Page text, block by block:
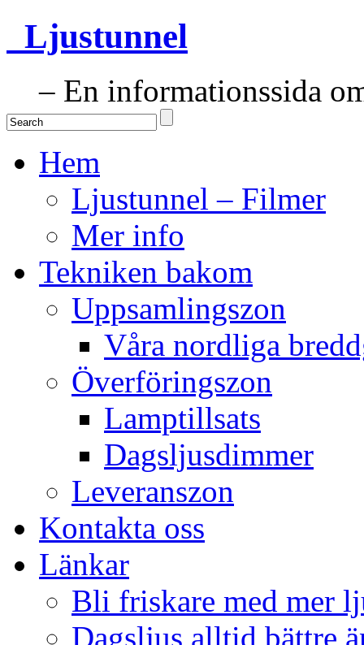
Ljustunnel
– En informationssida
Hem
Ljustunnel – Filmer
Mer info
Tekniken bakom
Uppsamlingszon
Våra nordliga
Överföringszon
Lamptillsats
Dagsljusdimmer
Leveranszon
Kontakta oss
Länkar
Bli friskare med mer
Dagsljus alltid bättre